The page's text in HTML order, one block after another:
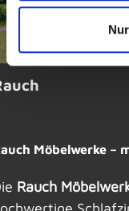
Möbelwerke –
Rauch